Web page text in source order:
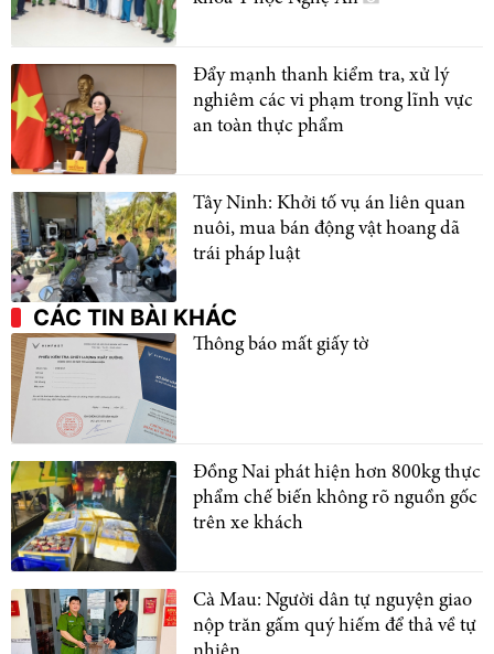
Đẩy mạnh thanh kiểm tra, xử lý
nghiêm các vi phạm trong lĩnh vực
an toàn thực phẩm
Tây Ninh: Khởi tố vụ án liên quan
nuôi, mua bán động vật hoang dã
trái pháp luật
CÁC TIN BÀI KHÁC
Thông báo mất giấy tờ
Đồng Nai phát hiện hơn 800kg thực
phẩm chế biến không rõ nguồn gốc
trên xe khách
Cà Mau: Người dân tự nguyện giao
nộp trăn gấm quý hiếm để thả về tự